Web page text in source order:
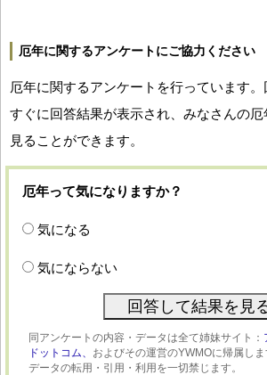
厄年に関するアンケートにご協力ください
厄年に関するアンケートを行っています
すぐに回答結果が表示され、みなさんの
見ることができます。
厄年って気になりますか？
気になる
気にならない
同アンケートの内容・データは全て姉妹サイト：
ドットコム、 およびその運営のYWMOに帰属しま
データの転用・引用・利用を一切禁じます。